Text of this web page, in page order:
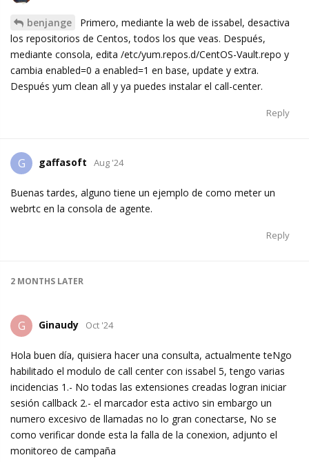
benjange
Primero, mediante la web de issabel, desactiva
los repositorios de Centos, todos los que veas. Después,
mediante consola, edita /etc/yum.repos.d/CentOS-Vault.repo y
cambia enabled=0 a enabled=1 en base, update y extra.
Después yum clean all y ya puedes instalar el call-center.
Reply
G gaffasoft Aug '24
Buenas tardes, alguno tiene un ejemplo de como meter un
webrtc en la consola de agente.
Reply
2 MONTHS LATER
G Ginaudy Oct '24
Hola buen día, quisiera hacer una consulta, actualmente teNgo
habilitado el modulo de call center con issabel 5, tengo varias
incidencias 1.- No todas las extensiones creadas logran iniciar
sesión callback 2.- el marcador esta activo sin embargo un
numero excesivo de llamadas no lo gran conectarse, No se
como verificar donde esta la falla de la conexion, adjunto el
monitoreo de campaña